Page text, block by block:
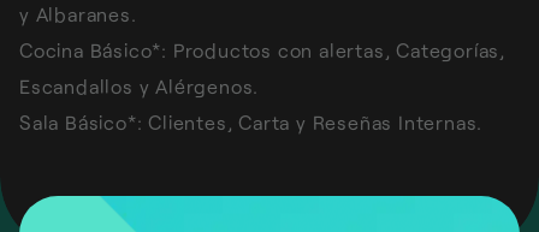
y Albaranes.
Cocina Básico*: Productos con alertas, Categorías,
Escandallos y Alérgenos.
Sala Básico*: Clientes, Carta y Reseñas Internas.